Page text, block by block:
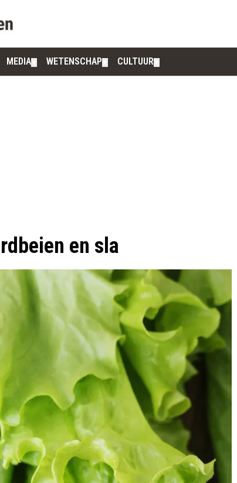
MEDIA WETENSCHAP CULTUUR
en sla